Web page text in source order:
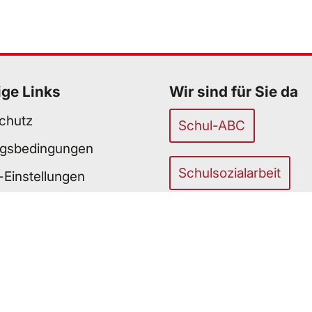
Links Wir sind für Sie da
Schul-ABC
Schulsozialarbeit